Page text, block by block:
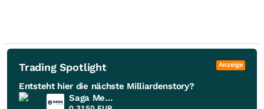
Trading Spotlight Anzeige
Entsteht hier die nächste Milliardenstory?
Saga Metals